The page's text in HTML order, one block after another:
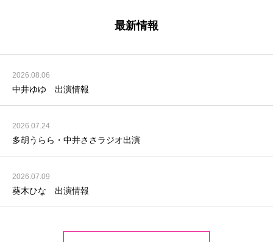
最新情報
2026.08.06
中井ゆゆ 出演情報
2026.07.24
多胡うらら・中井ささラジオ出演
2026.07.09
葵木ひな 出演情報